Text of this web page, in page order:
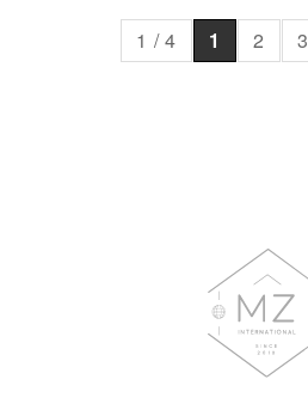
1 / 4 1 2 3